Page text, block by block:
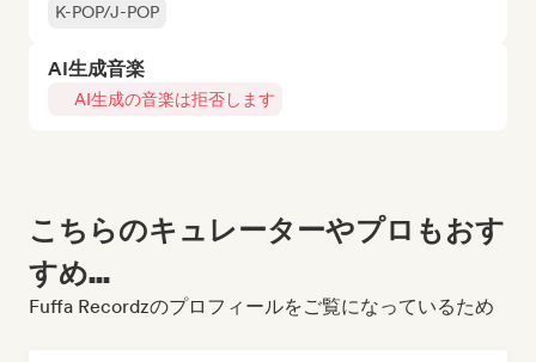
K-POP/J-POP
AI生成音楽
AI生成の音楽は拒否します
こちらのキュレーターやプロもおす
すめ...
Fuffa Recordzのプロフィールをご覧になっているため